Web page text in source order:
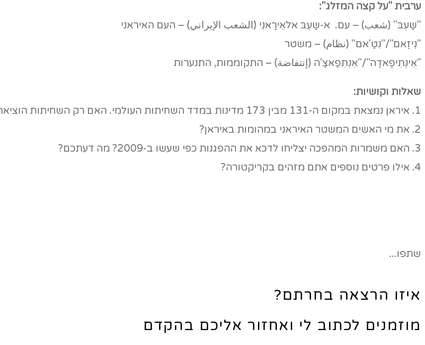
ערבית "על קצה המזלג":
"שַעְבּ" (شعب) – עם. א-שַעְבּ אלאִירַאנִי (الشعب الإيراني) – העם האיראני
"נִיזַאם"/"נִטַ'אם" (نظام) – משטר
"אִינְתִיפַאדַה"/"אִנְתִפַאצַ'ה (إنتفاضة) – התקוממות, התנערות
שאלות וקושיות:
1. איראן נמצאת במקום ה-131 מבין 173 מדינות במדד השחיתות העולמי. האם רק השחיתות הוציאה את האיראנים לרחובות?
2. את מי האשים המשטר האיראני במהומות באיראן?
3. האם משמרות המהפכה יצליחו לדכא את ההפגנות כפי שעשו ב-2009? מה דעתכם?
4. אילו פרטים נוספים אתם מזהים בקריקטורה?
שתפו...
איזו הרצאה בחרתם?
מוזמנים לכתוב לי ואחזור אליכם בהקדם